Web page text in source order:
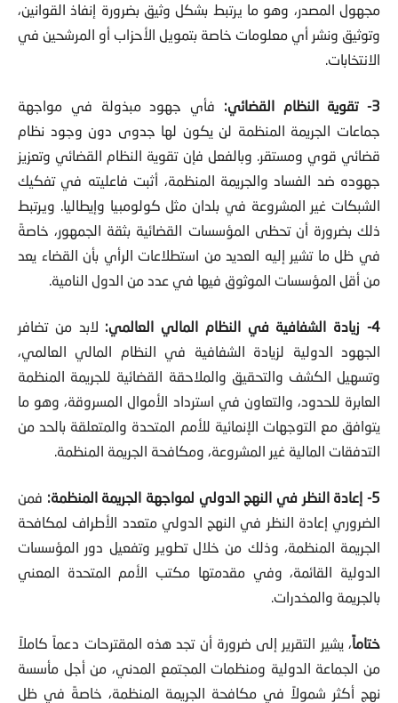
مجهول المصدر، وهو ما يرتبط بشكل وثيق بضرورة إنفاذ القوانين،
وتوثيق ونشر أي معلومات خاصة بتمويل الأحزاب أو المرشحين في
الانتخابات.
3- تقوية النظام القضائي:
فأي جهود مبذولة في مواجهة
جماعات الجريمة المنظمة لن يكون لها جدوى دون وجود نظام
قضائي قوي ومستقر. وبالفعل فإن تقوية النظام القضائي وتعزيز
جهوده ضد الفساد والجريمة المنظمة، أثبت فاعليته في تفكيك
الشبكات غير المشروعة في بلدان مثل كولومبيا وإيطاليا. ويرتبط
ذلك بضرورة أن تحظى المؤسسات القضائية بثقة الجمهور، خاصةً
في ظل ما تشير إليه العديد من استطلاعات الرأي بأن القضاء يعد
من أقل المؤسسات الموثوق فيها في عدد من الدول النامية.
4- زيادة الشفافية في النظام المالي العالمي:
لابد من تضافر
الجهود الدولية لزيادة الشفافية في النظام المالي العالمي،
وتسهيل الكشف والتحقيق والملاحقة القضائية للجريمة المنظمة
العابرة للحدود، والتعاون في استرداد الأموال المسروقة، وهو ما
يتوافق مع التوجهات الإنمائية للأمم المتحدة والمتعلقة بالحد من
التدفقات المالية غير المشروعة، ومكافحة الجريمة المنظمة.
5- إعادة النظر في النهج الدولي لمواجهة الجريمة المنظمة:
فمن
الضروري إعادة النظر في النهج الدولي متعدد الأطراف لمكافحة
الجريمة المنظمة، وذلك من خلال تطوير وتفعيل دور المؤسسات
الدولية القائمة، وفي مقدمتها مكتب الأمم المتحدة المعني
بالجريمة والمخدرات.
ختاماً، يشير التقرير إلى ضرورة أن تجد هذه المقترحات دعماً كاملاً
من الجماعة الدولية ومنظمات المجتمع المدني، من أجل مأسسة
نهج أكثر شمولاً في مكافحة الجريمة المنظمة، خاصةً في ظل